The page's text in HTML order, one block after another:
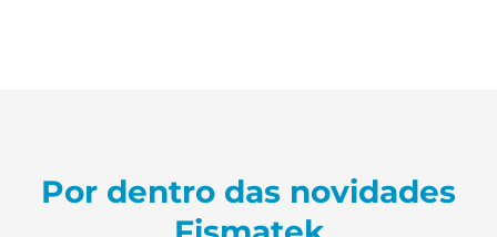
Por dentro das novidades